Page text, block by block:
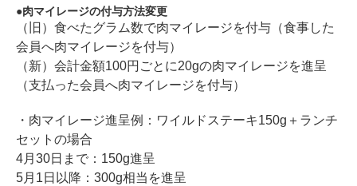
肉マイレージの付与方法変更
（旧）食べたグラム数で肉マイレージを付与（食事した
会員へ肉マイレージを付与）
（新）会計金額100円ごとに20gの肉マイレージを進呈
（支払った会員へ肉マイレージを付与）
・肉マイレージ進呈例：ワイルドステーキ150g＋ランチ
セットの場合
4月30日まで：150g進呈
5月1日以降：300g相当を進呈